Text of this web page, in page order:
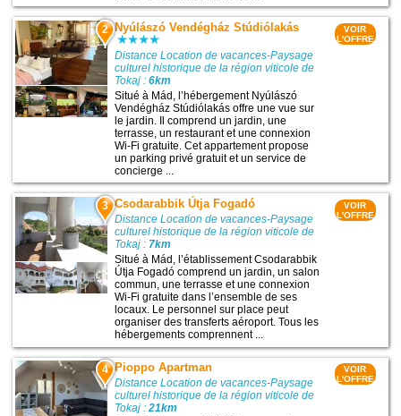
2 Nyúlászó Vendégház Stúdiólakás
Distance Location de vacances-Paysage
culturel historique de la région viticole de
Tokaj :6km
Situé à Mád, l’hébergement Nyúlászó
Vendégház Stúdiólakás offre une vue sur
le jardin. Il comprend un jardin, une
terrasse, un restaurant et une connexion
Wi-Fi gratuite. Cet appartement propose
un parking privé gratuit et un service de
concierge ...
VOIR
L'OFFRE
3 Csodarabbik Útja Fogadó
Distance Location de vacances-Paysage
culturel historique de la région viticole de
Tokaj : 7km
Situé à Mád, l’établissement Csodarabbik
Útja Fogadó comprend un jardin, un salon
commun, une terrasse et une connexion
Wi-Fi gratuite dans l’ensemble de ses
locaux. Le personnel sur place peut
organiser des transferts aéroport. Tous les
hébergements comprennent ...
VOIR
L'OFFRE
4 Pioppo Apartman
Distance Location de vacances-Paysage
culturel historique de la région viticole de
Tokaj :21km
VOIR
L'OFFRE